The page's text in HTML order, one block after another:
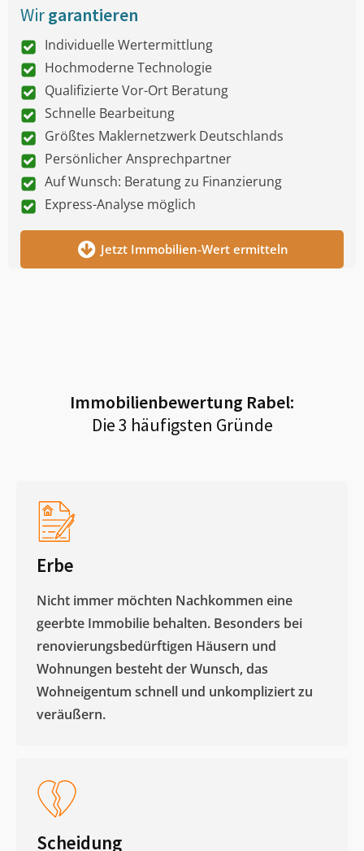
Wirgarantieren
Individuelle Wertermittlung
Hochmoderne Technologie
Qualifizierte Vor-Ort Beratung
Schnelle Bearbeitung
Größtes Maklernetzwerk Deutschlands
Persönlicher Ansprechpartner
Auf Wunsch: Beratung zu Finanzierung
Express-Analyse möglich
Jetzt Immobilien-Wert ermitteln
Immobilienbewertung Rabel:
Die 3 häufigsten Gründe
Erbe
Nicht immer möchten Nachkommen eine
geerbte Immobilie behalten. Besonders bei
renovierungsbedürftigen Häusern und
Wohnungen besteht der Wunsch, das
Wohneigentum schnell und unkompliziert zu
veräußern. ​
Scheidung